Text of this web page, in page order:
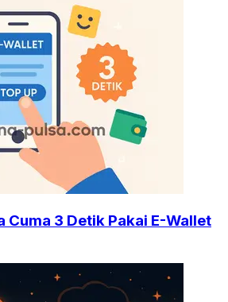
Cuma 3 Detik Pakai E-Wallet